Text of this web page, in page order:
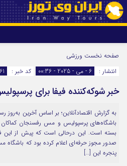
اینستاگرام
صفحه نخست ورزشی
انتشار :
6 - می - 2025 - 00:36 کد خبر :
خبر شوکه‌کننده فیفا برای
به گزارش اقتصادآنلاین؛ بر اساس آخرین به‌روز
باشگاه‌های پرسپولیس و مس رفسنجان
بسته است. این درحالی است که پیش از این
صدور مجوز حرفه‌ای اعلام کرده بود که باشگاه
پنجره این […]